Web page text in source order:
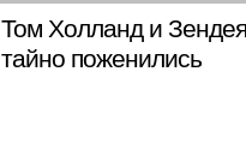
Том Холланд и Зендея
тайно поженились